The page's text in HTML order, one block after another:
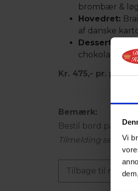
Vi
brombær &
Hovedret:
af danske
Dessert:
chokolade.
Kr. 475,- pr.
Bemærk:
Bestil bord på tlf.
Tilmelding senest
Tilbage til